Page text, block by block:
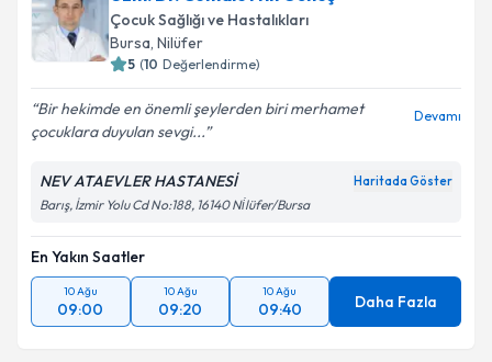
Çocuk Sağlığı ve Hastalıkları
Bursa, Nilüfer
5 (10 Değerlendirme)
Bir hekimde en önemli şeylerden biri merhamet
çocuklara duyulan sevgi...
Devamı
NEV ATAEVLER HASTANESİ Haritada Göster
Barış, İzmir Yolu Cd No:188, 16140 Ni̇lüfer/Bursa
En Yakın Saatler
10 Ağu
09:00
10 Ağu
09:20
10 Ağu
09:40 Daha Fazla